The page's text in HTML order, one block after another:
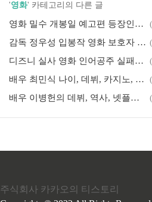
'영화' 카테고리의 다른 글
영화 밀수 개봉일 예고편 등장인물 줄거리 출연진
감독 정우성 입봉작 영화 보호자 캐스팅, 줄거리, 예고편
디즈니 실사 영화 인어공주 실패로 2000억 손실인 이유
배우 최민식 나이, 데뷔, 카지노, 차기작에 대하여
배우 이병헌의 데뷔, 역사, 넷플릭스 오징어게임2에 대하여
주식회사 카카오의 티스토리